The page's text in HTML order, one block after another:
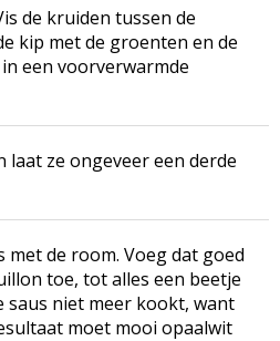
de kruiden tussen de
kip met de groenten en de
een voorverwarmde
laat ze ongeveer een derde
met de room. Voeg dat goed
toe, tot alles een beetje
saus niet meer kookt, want
moet mooi opaalwit